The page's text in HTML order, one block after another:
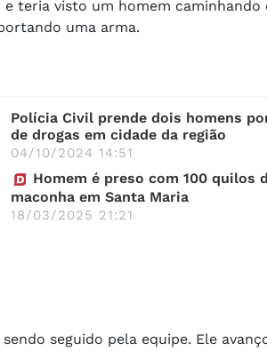
teria visto um homem caminhando
uma arma.
Polícia Civil prende dois homens
de drogas em cidade da região
04/10/2024 14:51
Homem é preso com 100 quilos
maconha em Santa Maria
18/03/2025 21:21
seguido pela equipe. Ele